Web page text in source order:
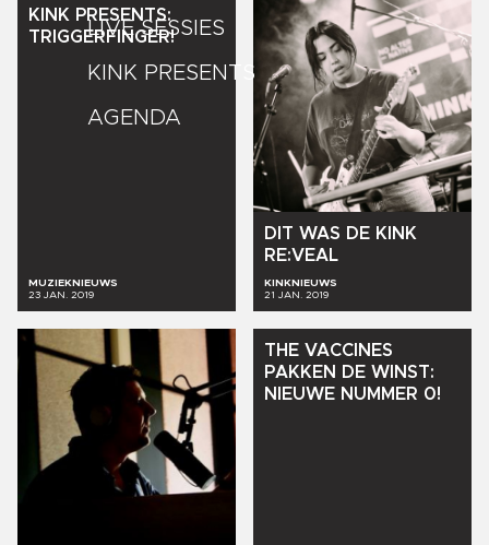
LIVE SESSIES
KINK PRESENTS
AGENDA
KINK PRESENTS:
TRIGGERFINGER!
MUZIEKNIEUWS
23 JAN. 2019
DIT WAS DE KINK
RE:VEAL
KINKNIEUWS
21 JAN. 2019
THE VACCINES
PAKKEN
DE WINST:
NIEUWE NUMMER 0!